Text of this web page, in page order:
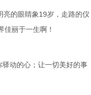
亮的眼睛象19岁，走路的仪
丽于一生啊！
动的心；让一切美好的事